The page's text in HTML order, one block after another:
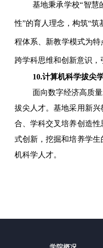
基地秉承学校“智慧
性”的育人理念 ， 构筑“筑
程体系、新教学模式为
跨学科思维和创新意识，
10.计算机科学拔尖
面向数字经济高质
拔尖人才。基地采用新兴
合、学科交叉培养创造
式创新，挖掘和培养学
机科学人才。